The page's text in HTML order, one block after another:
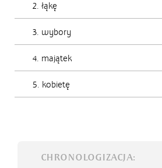
2. łąkę
3. wybory
4. majątek
5. kobietę
CHRONOLOGIZACJA: